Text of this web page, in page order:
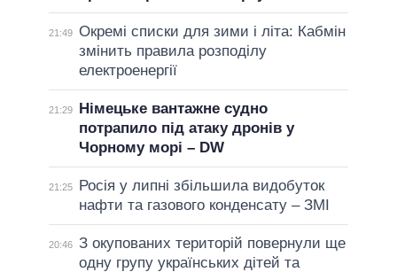
21:49 Окремі списки для зими і літа: Кабмін
змінить правила розподілу
електроенергії
21:29
Німецьке вантажне судно
потрапило під атаку дронів у
Чорному морі – DW
21:25
Росія у липні збільшила видобуток
нафти та газового конденсату – ЗМІ
20:46 З окупованих територій повернули ще
одну групу українських дітей та